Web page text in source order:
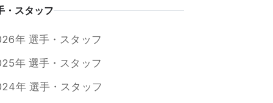
・スタッフ
年 選手・スタッフ
年 選手・スタッフ
年 選手・スタッフ